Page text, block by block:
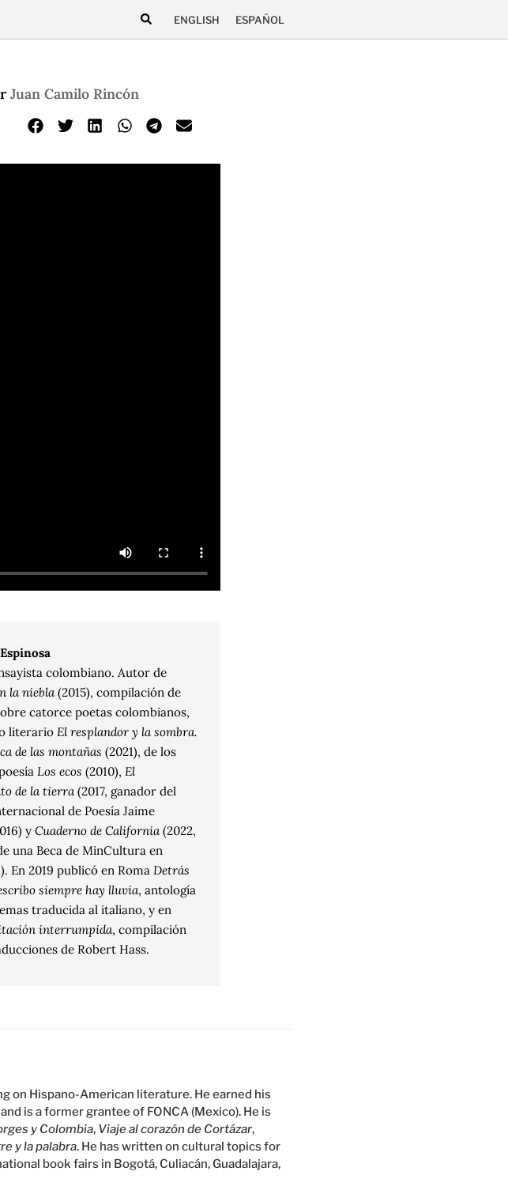
ENGLISH ESPAÑOL
Juan Camilo Rincón
colombiano. Autor de
la niebla(2015), compilación de
catorce poetas colombianos,
literario El resplandor y la sombra.
de las montañas (2021), de los
Los ecos (2010), El
de la tierra(2017, ganador del
de Poesía Jaime
y Cuaderno de California(2022,
una Beca de MinCultura en
En 2019 publicó en Roma Detrás
siempre hay lluvia, antología
traducida al italiano, y en
interrumpida, compilación
de Robert Hass.
on Hispano-American literature. He earned his
is a former grantee of FONCA (Mexico). He is
y Colombia, Viaje al corazón de Cortázar,
y la palabra. He has written on cultural topics for
book fairs in Bogotá, Culiacán, Guadalajara,